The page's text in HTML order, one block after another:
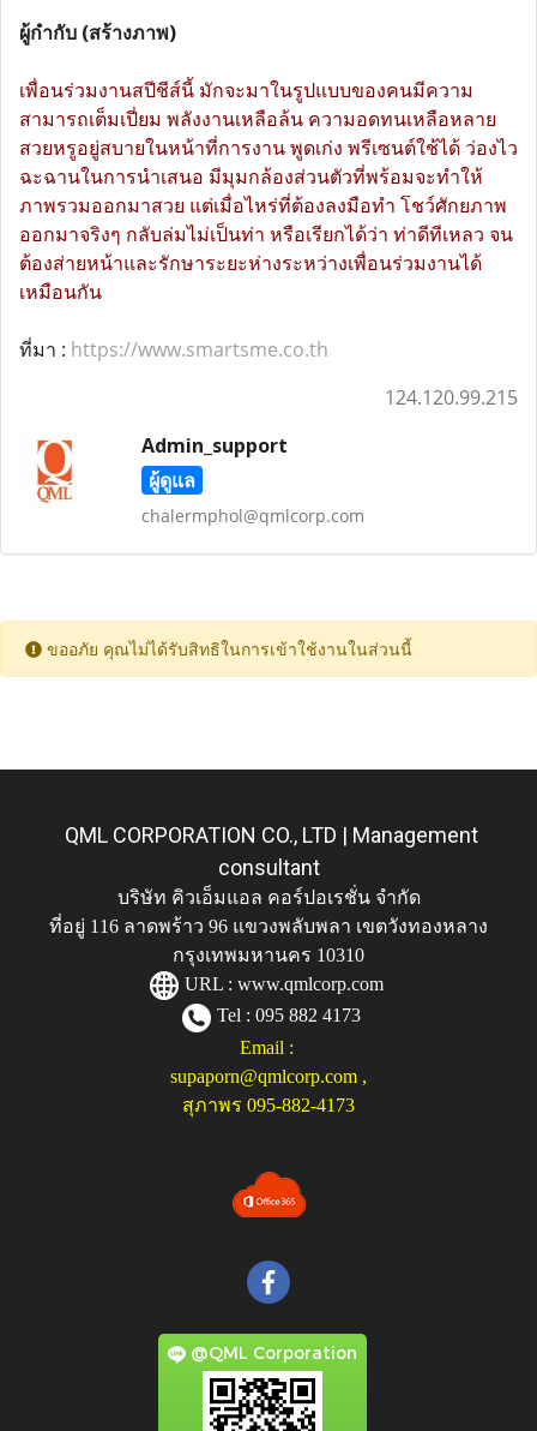
ผู้กำกับ (สร้างภาพ)
เพื่อนร่วมงานสปีชีส์นี้ มักจะมาในรูปแบบของคนมีความ
สามารถเต็มเปี่ยม พลังงานเหลือล้น ความอดทนเหลือหลาย
สวยหรูอยู่สบายในหน้าที่การงาน พูดเก่ง พรีเซนต์ใช้ได้ ว่องไว
ฉะฉานในการนำเสนอ มีมุมกล้องส่วนตัวที่พร้อมจะทำให้
ภาพรวมออกมาสวย แต่เมื่อไหร่ที่ต้องลงมือทำ โชว์ศักยภาพ
ออกมาจริงๆ กลับล่มไม่เป็นท่า หรือเรียกได้ว่า ท่าดีทีเหลว จน
ต้องส่ายหน้าและรักษาระยะห่างระหว่างเพื่อนร่วมงานได้
เหมือนกัน
ที่มา : https://www.smartsme.co.th
124.120.99.215
Admin_support
ผู้ดูแล
chalermphol@qmlcorp.com
ขออภัย คุณไม่ได้รับสิทธิในการเข้าใช้งานในส่วนนี้
QML CORPORATION CO., LTD | Management
consultant
บริษัท คิวเอ็มแอล คอร์ปอเรชั่น จำกัด
ที่อยู่ 116 ลาดพร้าว 96 แขวงพลับพลา เขตวังทองหลาง
กรุงเทพมหานคร 10310
URL : www.qmlcorp.com
Tel : 095 882 4173
Email :
supaporn@qmlcorp.com ,
สุภาพร 095-882-4173
@QML Corporation